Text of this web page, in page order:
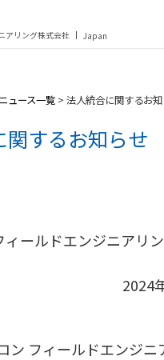
アリング株式会社 Japan
ニュース一覧 > 法人統合に関するお
関するお知らせ
ィールドエンジニアリ
2024
ン フィールドエンジニ